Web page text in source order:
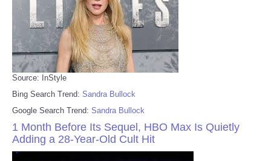
Source: InStyle
Bing Search Trend: Sandra Bullock
Google Search Trend: Sandra Bullock
1 Month Before Its Sequel, HBO Max Is Quietly
Adding a 28-Year-Old Cult Hit